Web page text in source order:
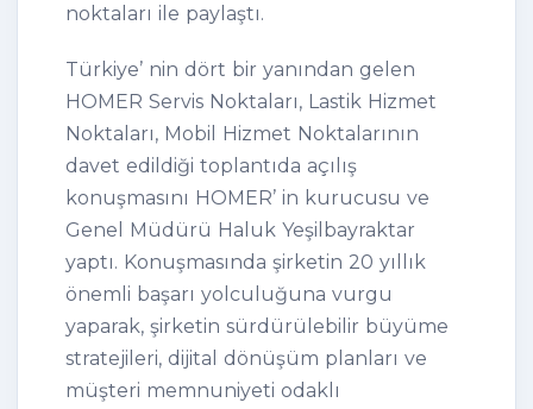
noktaları ile paylaştı.
Türkiye’ nin dört bir yanından gelen
HOMER Servis Noktaları, Lastik Hizmet
Noktaları, Mobil Hizmet Noktalarının
davet edildiği toplantıda açılış
konuşmasını HOMER’ in kurucusu ve
Genel Müdürü Haluk Yeşilbayraktar
yaptı. Konuşmasında şirketin 20 yıllık
önemli başarı yolculuğuna vurgu
yaparak, şirketin sürdürülebilir büyüme
stratejileri, dijital dönüşüm planları ve
müşteri memnuniyeti odaklı